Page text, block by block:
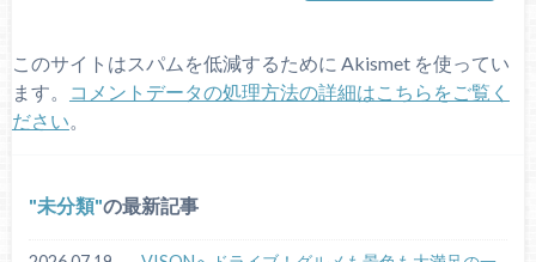
このサイトはスパムを低減するために Akismet を使ってい
ます。
コメントデータの処理方法の詳細はこちらをご覧く
ださい
未分類 の最新記事